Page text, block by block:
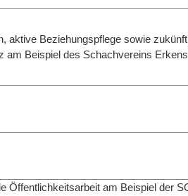
aktive Beziehungspflege sowie
am Beispiel des Schachvereins
Öffentlichkeitsarbeit am Beispiel der